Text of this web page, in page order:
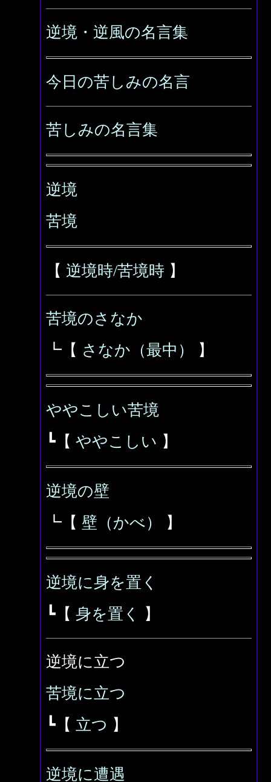
逆境・逆風の名言集
今日の苦しみの名言
苦しみの名言集
逆境
苦境
【 逆境時/苦境時 】
苦境のさなか
┗【 さなか（最中） 】
ややこしい苦境
┗【 ややこしい 】
逆境の壁
┗【 壁（かべ） 】
逆境に身を置く
┗【 身を置く 】
逆境に立つ
苦境に立つ
┗【 立つ 】
逆境に遭遇